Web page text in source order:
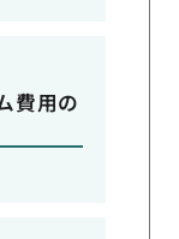
費用の